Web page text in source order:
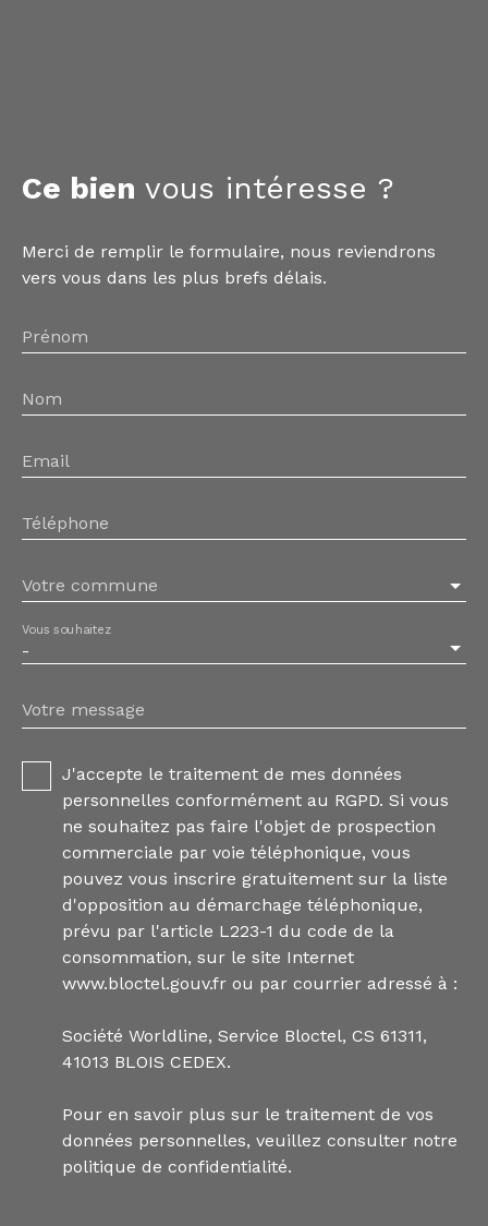
Ce bien vous intéresse ?
Merci de remplir le formulaire, nous reviendrons
vers vous dans les plus brefs délais.
Prénom
Nom
Email
Téléphone
Votre commune
-
Vous souhaitez
Votre message
J'accepte le traitement de mes données
personnelles conformément au RGPD. Si vous
ne souhaitez pas faire l'objet de prospection
commerciale par voie téléphonique, vous
pouvez vous inscrire gratuitement sur la liste
d'opposition au démarchage téléphonique,
prévu par l'article L223-1 du code de la
consommation, sur le site Internet
www.bloctel.gouv.fr ou par courrier adressé à :
Société Worldline, Service Bloctel, CS 61311,
41013 BLOIS CEDEX.
Pour en savoir plus sur le traitement de vos
données personnelles, veuillez consulter notre
politique de confidentialité.